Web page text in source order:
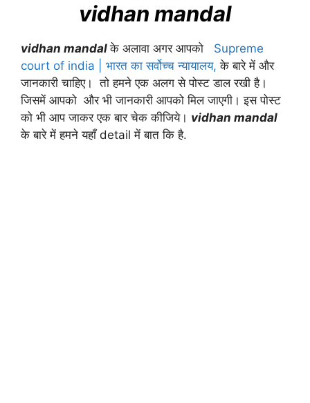
vidhan mandal
vidhan mandalके अलावा अगर आपको Supreme
court of india | भारत का सर्वोच्च न्यायालय, के बारे में और
जानकारी चाहिए। तो हमने एक अलग से पोस्ट डाल रखी है।
जिसमें आपको और भी जानकारी आपको मिल जाएगी। इस पोस्ट
को भी आप जाकर एक बार चेक कीजिये। vidhan mandal
के बारे में हमने यहाँ detail में बात कि है.